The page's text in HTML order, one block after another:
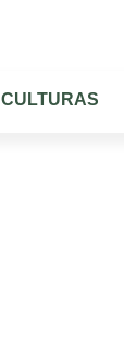
CULTURAS